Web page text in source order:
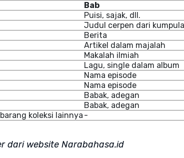
Bab
Puisi, sajak, dll.
Judul cerpen dari
Berita
Artikel dalam majalah
Makalah ilmiah
Lagu, single dalam album
Nama episode
Nama episode
Babak, adegan
Babak, adegan
koleksi lainnya -
dari website Narabahasa.id